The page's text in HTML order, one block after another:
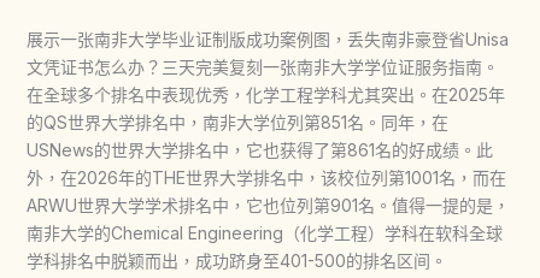
展示一张南非大学毕业证制版成功案例图，丢失南非豪登省Unisa
文凭证书怎么办？三天完美复刻一张南非大学学位证服务指南。
在全球多个排名中表现优秀，化学工程学科尤其突出。在2025年
的QS世界大学排名中，南非大学位列第851名。同年，在
USNews的世界大学排名中，它也获得了第861名的好成绩。此
外，在2026年的THE世界大学排名中，该校位列第1001名，而在
ARWU世界大学学术排名中，它也位列第901名。值得一提的是，
南非大学的Chemical Engineering（化学工程）学科在软科全球
学科排名中脱颖而出，成功跻身至401-500的排名区间。